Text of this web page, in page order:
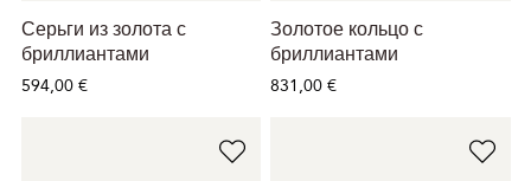
Серьги из золота с
бриллиантами
594,00 €
Золотое кольцо с
бриллиантами
831,00 €